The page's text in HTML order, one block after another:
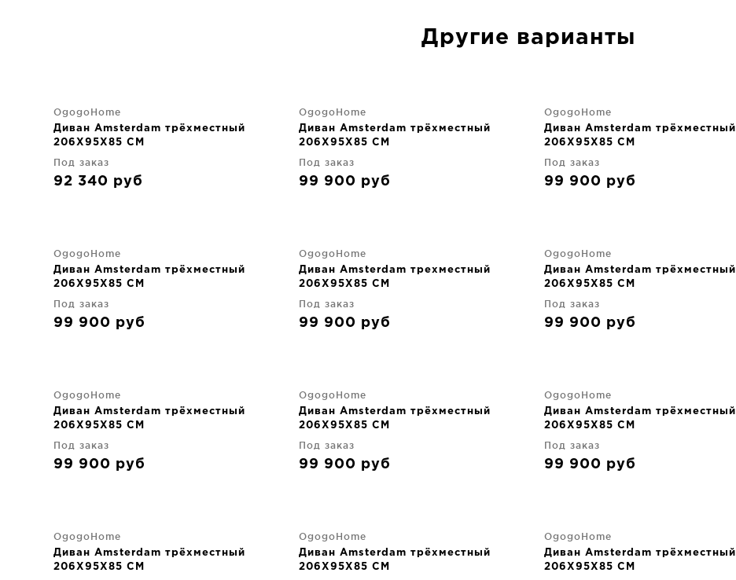
Другие варианты
OgogoHome
Диван Amsterdam трёхместный
206X95X85 CM
Под заказ
92 340 руб
OgogoHome
Диван Amsterdam трёхместный
206X95X85 CM
Под заказ
99 900 руб
OgogoHome
Диван Amsterdam трёхместный
206X95X85 CM
Под заказ
99 900 руб
OgogoHome
Диван Amsterdam трёхместный
206X95X85 CM
Под заказ
99 900 руб
OgogoHome
Диван Amsterdam трехместный
206X95X85 CM
Под заказ
99 900 руб
OgogoHome
Диван Amsterdam трёхместный
206X95X85 CM
Под заказ
99 900 руб
OgogoHome
Диван Amsterdam трёхместный
206X95X85 CM
Под заказ
99 900 руб
OgogoHome
Диван Amsterdam трёхместный
206X95X85 CM
Под заказ
99 900 руб
OgogoHome
Диван Amsterdam трёхместный
206X95X85 CM
Под заказ
99 900 руб
OgogoHome
Диван Amsterdam трёхместный
206X95X85 CM
OgogoHome
Диван Amsterdam трёхместный
206X95X85 CM
OgogoHome
Диван Amsterdam трёхместный
206X95X85 CM